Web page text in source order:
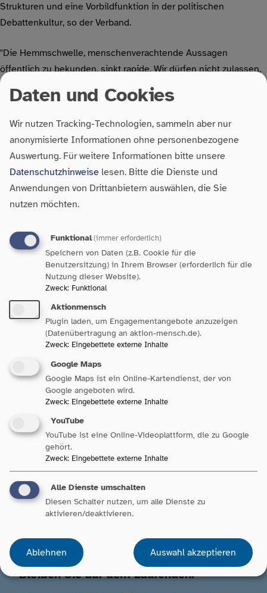
Strukturen und eine Vorbildfunktion in der politischen
Debattenkultur, so der Verband.
"Die Hemmschwelle, menschenverachtende Aussagen
öffentlich zu bekunden, sinkt rapide. Wir dürfen nicht zulassen,
dass dadurch unsere demokratische Grundordnung und die
Solidarität in der Gesellschaft ernsthaft gefährdet sind. Deshalb
fordern wir von der Politik ein klares Signal, dass Hass und
Hetze sowie Verstöße gegen Menschenrechte in unserer
Gesellschaft nicht akzeptiert werden. Gleichzeitig
müssen Sorgen, Existenzängste und Verunsicherungen
einzelner Menschen und Gruppierungen ernst genommen
sowie konkrete Maßnahmen gegen Armut, für mehr
soziale Infrastruktur ergriffen werden. Dies schafft Vertrauen
und verhindert, dass sich Feindbilder verfestigen sowie
demokratiefeindliche Strömungen gestärkt werden. Auch
Soziale Arbeit ist vielfach Demokratie-Bildung: Das fängt bei
der Erziehung in der Kita an, geht über die Jugendsozialarbeit
an Schulen bis hin zu Angeboten sozialer und
gesellschaftlicher Teilhabe für Erwachsene. Weil Investitionen
in Soziale Arbeit sind Investitionen in die Zukunft unseres
Landes“, sagt Uta-Micaela Dürig, Vorständin Sozialpolitik des
Paritätischen Wohlfahrtsverbandes Baden-Württemberg.
Hintergrundinformationen:
Die bundesweite Interkulturelle Woche (IKW) findet seit 1975
immer Ende September statt. Sie wird unterstützt und
mitgetragen von Kirchen, Kommunen, Wohlfahrtsverbänden,
Gewerkschaften, Integrationsbeiräten und -beauftragten,
Vereinen, Bildungsträger*innen, Migrant*innenorganisationen,
Religionsgemeinschaften und Initiativgruppen. Weitere Infos
www.interkulturellewoche.de
Bleiben Sie auf dem Laufenden.
Daten und Cookies
Wir nutzen Tracking-Technologien, sammeln aber nur
anonymisierte Informationen ohne personenbezogene
Auswertung. Für weitere Informationen bitte unsere
Datenschutzhinweise lesen. Bitte die Dienste und
Anwendungen von Drittanbietern auswählen, die Sie
nutzen möchten.
Funktional(immer erforderlich)
Speichern von Daten (z.B. Cookie für die
Benutzersitzung) in Ihrem Browser (erforderlich für die
Nutzung dieser Website).
Zweck: Funktional
Aktionmensch
Plugin laden, um Engagementangebote anzuzeigen
(Datenübertragung an aktion-mensch.de).
Zweck: Eingebettete externe Inhalte
Google Maps
Google Maps ist ein Online-Kartendienst, der von
Google angeboten wird.
Zweck: Eingebettete externe Inhalte
YouTube
YouTube ist eine Online-Videoplattform, die zu Google
gehört.
Zweck: Eingebettete externe Inhalte
Alle Dienste umschalten
Diesen Schalter nutzen, um alle Dienste zu
aktivieren/deaktivieren.
Ablehnen Auswahl akzeptieren